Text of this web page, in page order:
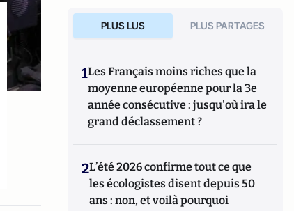
PLUS LUS PLUS PARTAGES
1Les Français moins riches que la
moyenne européenne pour la 3e
année consécutive : jusqu'où ira le
grand déclassement ?
2L’été 2026 confirme tout ce que
les écologistes disent depuis 50
ans : non, et voilà pourquoi